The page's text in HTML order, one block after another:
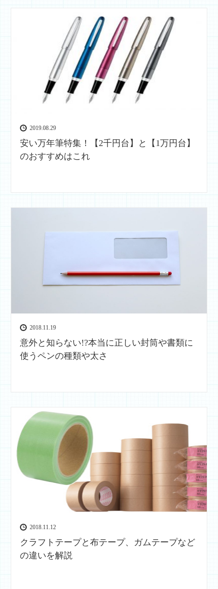
2019.08.29
安い万年筆特集！【2千円台】と【1万円台】
のおすすめはこれ
2018.11.19
意外と知らない!?本当に正しい封筒や書類に
使うペンの種類や太さ
2018.11.12
クラフトテープと布テープ、ガムテープなど
の違いを解説